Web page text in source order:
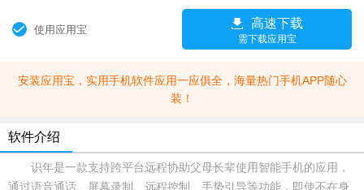
使用应用宝 高速下载
需下载应用宝
安装应用宝，实用手机软件应用一应俱全，海量热门手机APP随心
装！
软件介绍
识年是一款支持跨平台远程协助父母长辈使用智能手机的应用，
通过语音通话、屏幕录制、远程控制、手势引导等功能，即使不在身